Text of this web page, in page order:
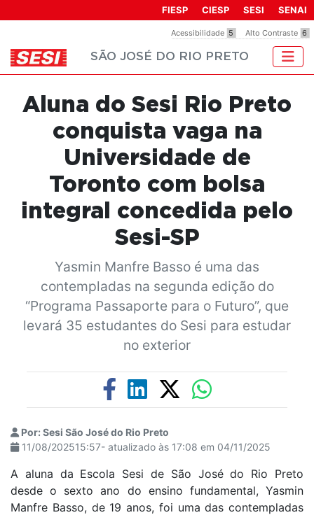
inclui
um
sistema
acessibilidade.
Acessibilidade 5 Alto Contraste 6
FIESP CIESP SESI SENAI
SÃO JOSÉ DO RIO PRETO
Aluna do Sesi Rio Preto
conquista vaga na
Universidade de
Toronto com bolsa
integral concedida pelo
Sesi-SP
Yasmin Manfre Basso é uma das
contempladas na segunda edição do
“Programa Passaporte para o Futuro”, que
levará 35 estudantes do Sesi para estudar
no exterior
Por: Sesi São José do Rio Preto
11/08/202515:57- atualizado às 17:08 em 04/11/2025
A aluna da Escola Sesi de São José do Rio Preto
desde o sexto ano do ensino fundamental, Yasmin
Manfre Basso, de 19 anos, foi uma das contempladas